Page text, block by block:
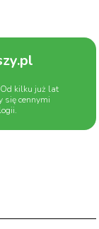
kilku już lat
się cennymi